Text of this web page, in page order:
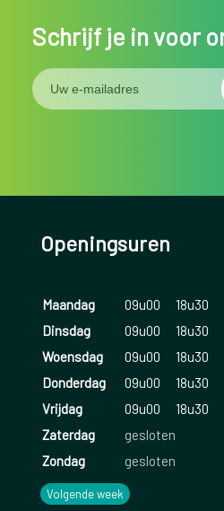
Schrijf je in voor
Openingsuren
Maandag 09u00
18u30
Dinsdag
09u00
18u30
Woensdag
09u00
18u30
Donderdag
09u00
18u30
Vrijdag
09u00
18u30
Zaterdag
gesloten
Zondag
gesloten
Volgende week